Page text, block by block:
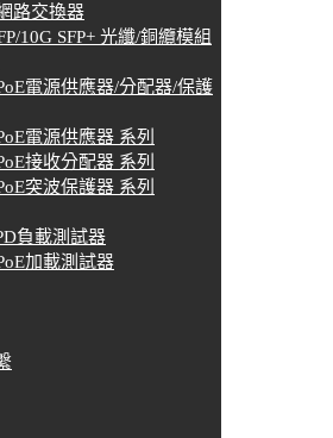
路交換器
10G SFP+ 光纖/銅纜模組
電源供應器/分配器/保護
電源供應器 系列
接收分配器 系列
突波保護器 系列
負載測試器
加載測試器